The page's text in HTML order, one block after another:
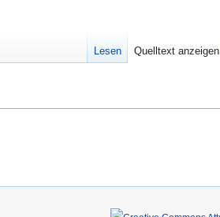
Lesen Quelltext anzeigen